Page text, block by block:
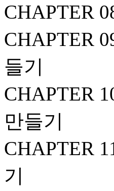
CHAPTER
CHAPTER
들기
CHAPTER
만들기
CHAPTER
기